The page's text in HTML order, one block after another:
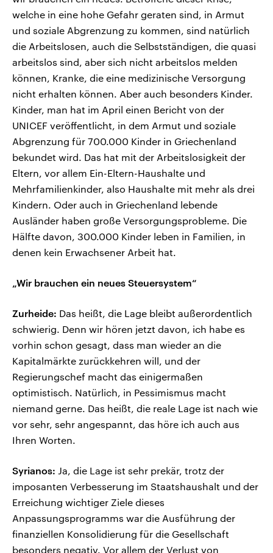
welche in eine hohe Gefahr geraten sind, in Armut
und soziale Abgrenzung zu kommen, sind natürlich
die Arbeitslosen, auch die Selbstständigen, die quasi
arbeitslos sind, aber sich nicht arbeitslos melden
können, Kranke, die eine medizinische Versorgung
nicht erhalten können. Aber auch besonders Kinder.
Kinder, man hat im April einen Bericht von der
UNICEF veröffentlicht, in dem Armut und soziale
Abgrenzung für 700.000 Kinder in Griechenland
bekundet wird. Das hat mit der Arbeitslosigkeit der
Eltern, vor allem Ein-Eltern-Haushalte und
Mehrfamilienkinder, also Haushalte mit mehr als drei
Kindern. Oder auch in Griechenland lebende
Ausländer haben große Versorgungsprobleme. Die
Hälfte davon, 300.000 Kinder leben in Familien, in
denen kein Erwachsener Arbeit hat.
„Wir brauchen ein neues Steuersystem“
Zurheide: Das heißt, die Lage bleibt außerordentlich
schwierig. Denn wir hören jetzt davon, ich habe es
vorhin schon gesagt, dass man wieder an die
Kapitalmärkte zurückkehren will, und der
Regierungschef macht das einigermaßen
optimistisch. Natürlich, in Pessimismus macht
niemand gerne. Das heißt, die reale Lage ist nach wie
vor sehr, sehr angespannt, das höre ich auch aus
Ihren Worten.
Syrianos: Ja, die Lage ist sehr prekär, trotz der
imposanten Verbesserung im Staatshaushalt und der
Erreichung wichtiger Ziele dieses
Anpassungsprogramms war die Ausführung der
finanziellen Konsolidierung für die Gesellschaft
besonders negativ. Vor allem der Verlust von